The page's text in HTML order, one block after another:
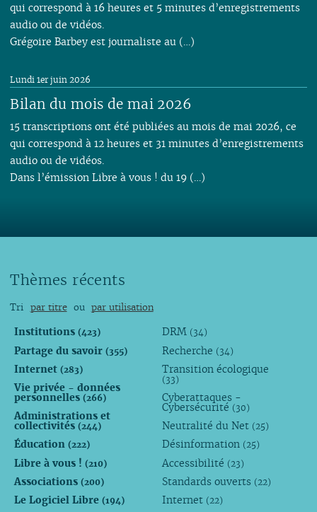
qui correspond à 16 heures et 5 minutes d’enregistrements
audio ou de vidéos.
Grégoire Barbey est journaliste au (…)
Bilan du mois de mai 2026
Lundi 1er juin 2026
15 transcriptions ont été publiées au mois de mai 2026, ce
qui correspond à 12 heures et 31 minutes d’enregistrements
audio ou de vidéos.
Dans l’émission Libre à vous ! du 19 (…)
Thèmes récents
Tri par titre ou par utilisation
Institutions (423)
Partage du savoir (355)
Internet (283)
Vie privée - données
personnelles (266)
Administrations et
collectivités (244)
Éducation (222)
Libre à vous ! (210)
Associations (200)
Le Logiciel Libre (194)
DRM (34)
Recherche (34)
Transition écologique
(33)
Cyberattaques -
Cybersécurité (30)
Neutralité du Net (25)
Désinformation (25)
Accessibilité (23)
Standards ouverts (22)
Internet (22)